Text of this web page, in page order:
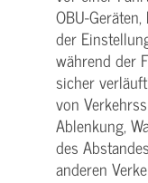
OBU-
der
während der
sicher
von
Ablenkung,
des
anderen